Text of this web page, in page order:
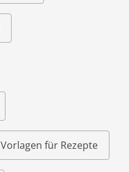
Vorlagen für Rezepte